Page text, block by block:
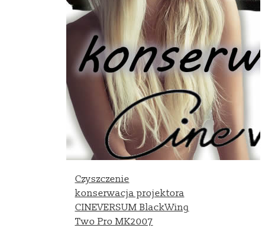
Czyszczenie
konserwacja projektora
CINEVERSUM BlackWing
Two Pro MK2007